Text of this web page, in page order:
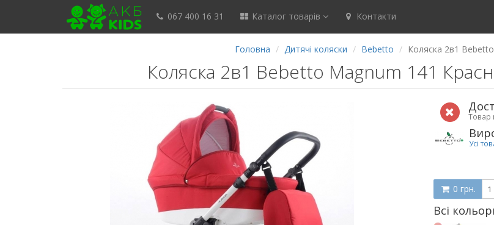
067 400 16 31 Каталог товарів Контакти
Головна Дитячі коляски Bebetto Коляска 2в1
Коляска 2в1 Bebetto Magnum 141
Товар
Усі
0 грн.
Всі